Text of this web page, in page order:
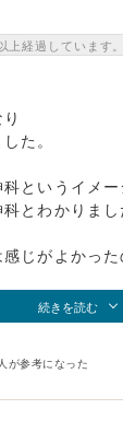
上経過しています。
た。
というイメー
とわかりまし
じがよかった
続きを読む
が参考になった